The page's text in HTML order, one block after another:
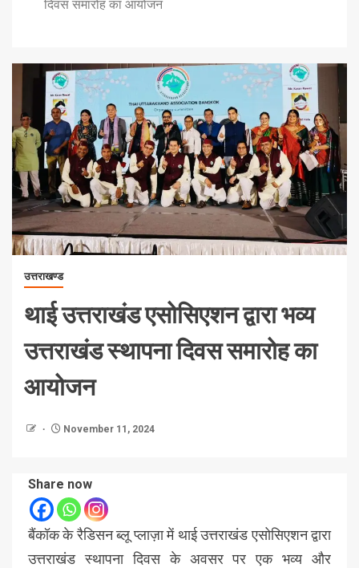
दिवस समारोह का आयोजन
उत्तराखण्ड
थाई उत्तराखंड एसोसिएशन द्वारा भव्य
उत्तराखंड स्थापना दिवस समारोह का
आयोजन
November 11, 2024
Share now
बैंकॉक के रैडिसन ब्लू प्लाज़ा में थाई उत्तराखंड एसोसिएशन द्वारा
उत्तराखंड स्थापना दिवस के अवसर पर एक भव्य और